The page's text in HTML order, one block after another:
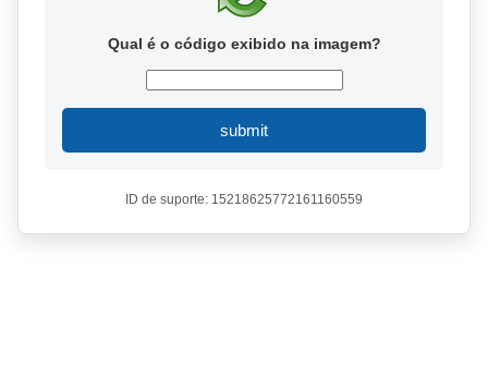
Qual é o código exibido na imagem?
submit
ID de suporte: 15218625772161160559